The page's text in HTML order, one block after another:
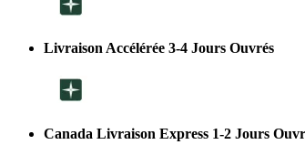
Livraison Accélérée 3-4 Jours Ouvrés
Canada Livraison Express 1-2 Jours